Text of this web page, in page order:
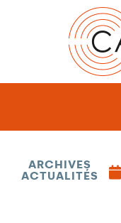
ARCHIVES
ACTUALITÉS